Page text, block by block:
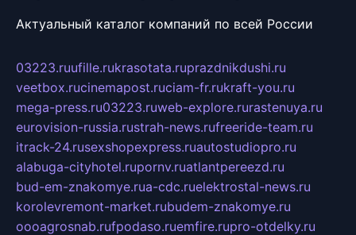
Актуальный каталог компаний по всей России
03223.ruufille.rukrasotata.ruprazdnikdushi.ru
veetbox.rucinemapost.ruciam-fr.rukraft-you.ru
mega-press.ru03223.ruweb-explore.rurastenuya.ru
eurovision-russia.rustrah-news.rufreeride-team.ru
itrack-24.rusexshopexpress.ruautostudiopro.ru
alabuga-cityhotel.rupornv.ruatlantpereezd.ru
bud-em-znakomye.rua-cdc.ruelektrostal-news.ru
korolevremont-market.rubudem-znakomye.ru
oooagrosnab.rufpodaso.ruemfire.rupro-otdelky.ru